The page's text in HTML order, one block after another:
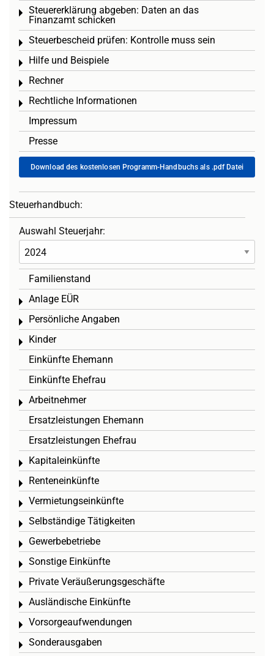
Steuererklärung abgeben: Daten an das
Finanzamt schicken
Toggle menu
Steuerbescheid prüfen: Kontrolle muss sein
Toggle menu
Hilfe und Beispiele
Toggle menu
Rechner
Toggle menu
Rechtliche Informationen
Toggle menu
Impressum
Presse
Download des kostenlosen Programm-Handbuchs als .pdf Datei
Steuerhandbuch:
Auswahl Steuerjahr:
Familienstand
Anlage EÜR
Toggle menu
Persönliche Angaben
Toggle menu
Kinder
Toggle menu
Einkünfte Ehemann
Einkünfte Ehefrau
Arbeitnehmer
Toggle menu
Ersatzleistungen Ehemann
Ersatzleistungen Ehefrau
Kapitaleinkünfte
Toggle menu
Renteneinkünfte
Toggle menu
Vermietungseinkünfte
Toggle menu
Selbständige Tätigkeiten
Toggle menu
Gewerbebetriebe
Toggle menu
Sonstige Einkünfte
Toggle menu
Private Veräußerungsgeschäfte
Toggle menu
Ausländische Einkünfte
Toggle menu
Vorsorgeaufwendungen
Toggle menu
Sonderausgaben
Toggle menu